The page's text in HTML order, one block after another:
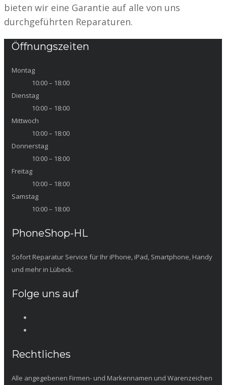
bieten wir eine Garantie auf alle von uns
durchgeführten Reparaturen.
Öffnungszeiten
Montag
10:00 – 18:00
Dienstag
10:00 – 18:00
Mittwoch
10:00 – 18:00
Donnerstag
10:00 – 18:00
Freitag
10:00 – 18:00
Samstag
10:00 – 18:00
PhoneShop-HL
Sofort Reparatur Service für Ihr iPhone, iPad, Smartphone, Handy
und mehr in Lübeck.
Folge uns auf
Rechtliches
Alle angegebenen Firmen- und Markennamen und Warenzeichen